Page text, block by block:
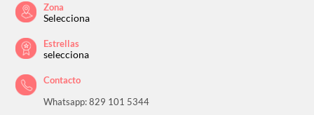
Zona
Selecciona
Estrellas
selecciona
Contacto
Whatsapp: 829 101 5344